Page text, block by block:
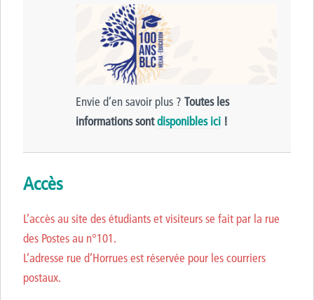
Envie d’en savoir plus ? Toutes les
informations sontdisponibles ici !
Accès
L’accès au site des étudiants et visiteurs se fait par la rue
des Postes au n°101.
L’adresse rue d’Horrues est réservée pour les courriers
postaux.